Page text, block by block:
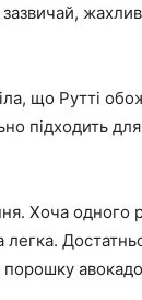
що Рутті
підходить
Хоча одного